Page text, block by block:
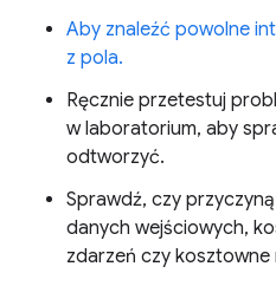
Aby znaleźć powolne
z pola.
Ręcznie przetestuj
w laboratorium, aby
odtworzyć.
Sprawdź, czy
danych wejściowych,
zdarzeń czy kosztowne